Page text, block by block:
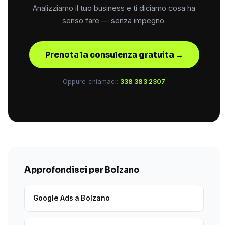
Analizziamo il tuo business e ti diciamo cosa ha
senso fare — senza impegno.
Prenota la consulenza gratuita →
Oppure chiamaci: 338 383 2307
Approfondisci per Bolzano
Google Ads a Bolzano